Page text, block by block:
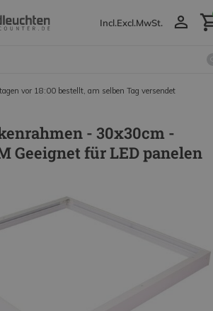
Incl.Excl.MwSt.
vor 18:00 bestellt, am selben Tag versendet
- 30x30cm -
Geeignet für LED panelen